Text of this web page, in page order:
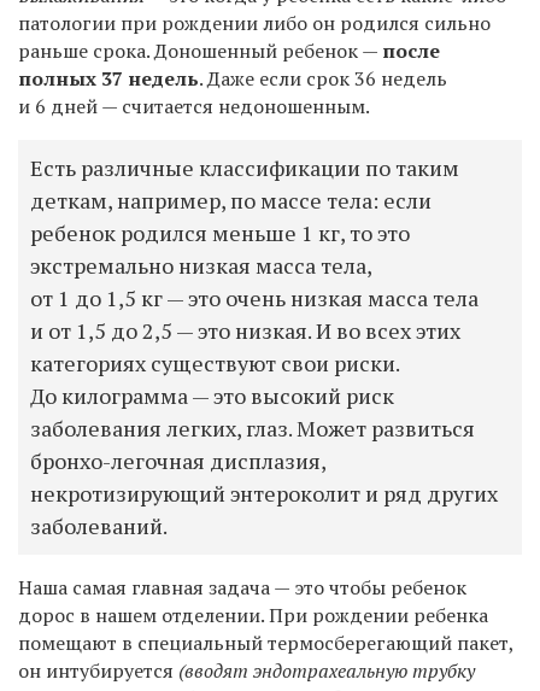
патологии при рождении либо он родился сильно
раньше срока. Доношенный ребенок — после
полных 37 недель. Даже если срок 36 недель
и 6 дней — считается недоношенным.
Есть различные классификации по таким
деткам, например, по массе тела: если
ребенок родился меньше 1 кг, то это
экстремально низкая масса тела,
от 1 до 1,5 кг — это очень низкая масса тела
и от 1,5 до 2,5 — это низкая. И во всех этих
категориях существуют свои риски.
До килограмма — это высокий риск
заболевания легких, глаз. Может развиться
бронхо-легочная дисплазия,
некротизирующий энтероколит и ряд других
заболеваний.
Наша самая главная задача — это чтобы ребенок
дорос в нашем отделении. При рождении ребенка
помещают в специальный термосберегающий пакет,
он интубируется (вводят эндотрахеальную трубку